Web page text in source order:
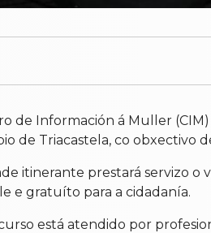
de Información á Muller
de Triacastela, co obxectivo
itinerante prestará servizo o
e gratuíto para a cidadanía.
está atendido por